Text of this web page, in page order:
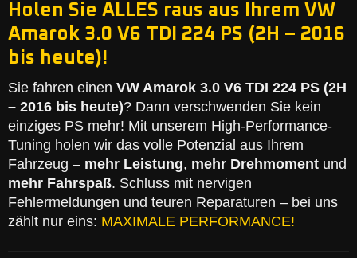
Holen Sie ALLES raus aus Ihrem VW
Amarok 3.0 V6 TDI 224 PS (2H – 2016
bis heute)!
Sie fahren einen VW Amarok 3.0 V6 TDI 224 PS (2H
– 2016 bis heute)? Dann verschwenden Sie kein
einziges PS mehr! Mit unserem High-Performance-
Tuning holen wir das volle Potenzial aus Ihrem
Fahrzeug – mehr Leistung, mehr Drehmoment und
mehr Fahrspaß. Schluss mit nervigen
Fehlermeldungen und teuren Reparaturen – bei uns
zählt nur eins: MAXIMALE PERFORMANCE!